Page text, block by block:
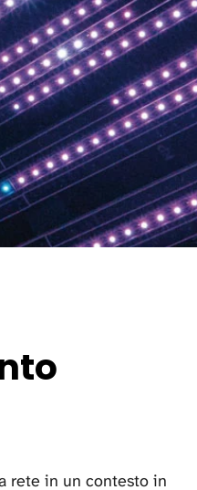
rete in un contesto in